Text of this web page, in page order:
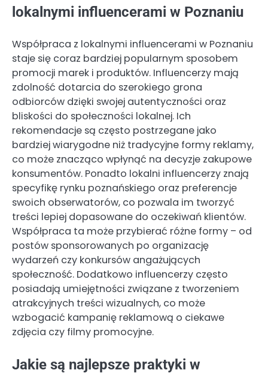
lokalnymi influencerami w Poznaniu
Współpraca z lokalnymi influencerami w Poznaniu
staje się coraz bardziej popularnym sposobem
promocji marek i produktów. Influencerzy mają
zdolność dotarcia do szerokiego grona
odbiorców dzięki swojej autentyczności oraz
bliskości do społeczności lokalnej. Ich
rekomendacje są często postrzegane jako
bardziej wiarygodne niż tradycyjne formy reklamy,
co może znacząco wpłynąć na decyzje zakupowe
konsumentów. Ponadto lokalni influencerzy znają
specyfikę rynku poznańskiego oraz preferencje
swoich obserwatorów, co pozwala im tworzyć
treści lepiej dopasowane do oczekiwań klientów.
Współpraca ta może przybierać różne formy – od
postów sponsorowanych po organizację
wydarzeń czy konkursów angażujących
społeczność. Dodatkowo influencerzy często
posiadają umiejętności związane z tworzeniem
atrakcyjnych treści wizualnych, co może
wzbogacić kampanię reklamową o ciekawe
zdjęcia czy filmy promocyjne.
Jakie są najlepsze praktyki w